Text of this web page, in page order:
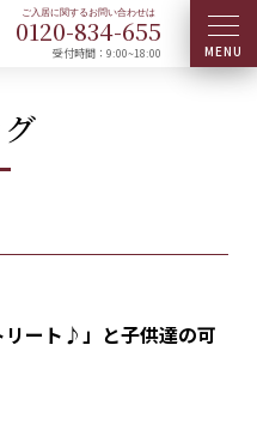
0120-834-655
受付時間：9:00~18:00
リート♪」と子供達の可